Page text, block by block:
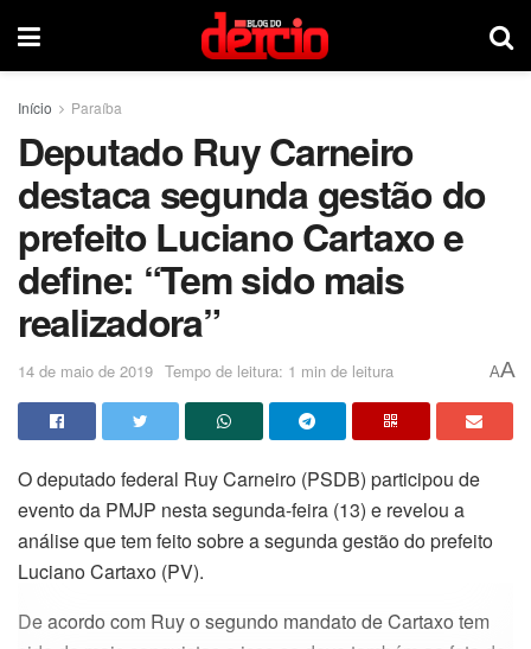
Início Paraíba
Deputado Ruy Carneiro
destaca segunda gestão do
prefeito Luciano Cartaxo e
define: “Tem sido mais
realizadora”
14 de maio de 2019 Tempo de leitura: 1 min de leitura AA
O deputado federal Ruy Carneiro (PSDB) participou de
evento da PMJP nesta segunda-feira (13) e revelou a
análise que tem feito sobre a segunda gestão do prefeito
Luciano Cartaxo (PV).
De acordo com Ruy o segundo mandato de Cartaxo tem